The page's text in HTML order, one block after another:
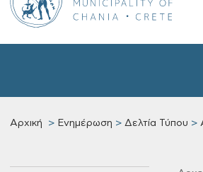
Αρχική Ενημέρωση Δελτία Τύπου